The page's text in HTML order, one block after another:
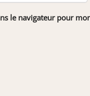
le navigateur pour